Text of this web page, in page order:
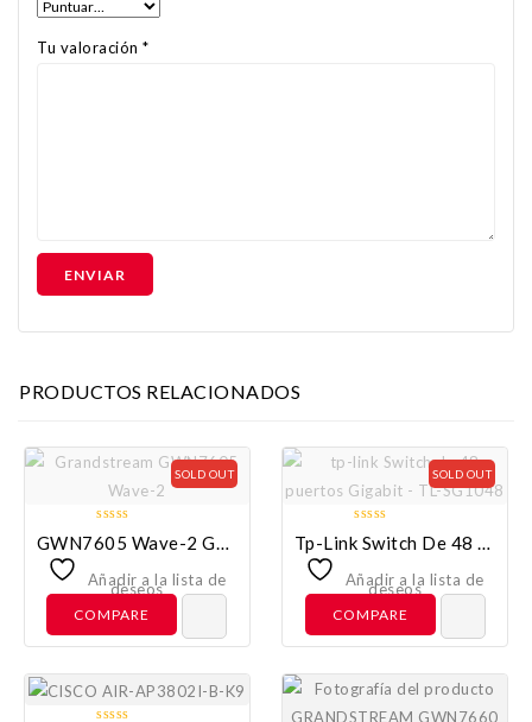
Tu valoración *
PRODUCTOS RELACIONADOS
SOLD OUT
GWN7605 Wave-2 GRANDSTREAM
0
of
5
Añadir a la lista de
deseos
COMPARE
SOLD OUT
Tp-Link Switch De 48 Puertos Gigabit – TL-SG1048
of
5
Añadir a la lista de
deseos
COMPARE